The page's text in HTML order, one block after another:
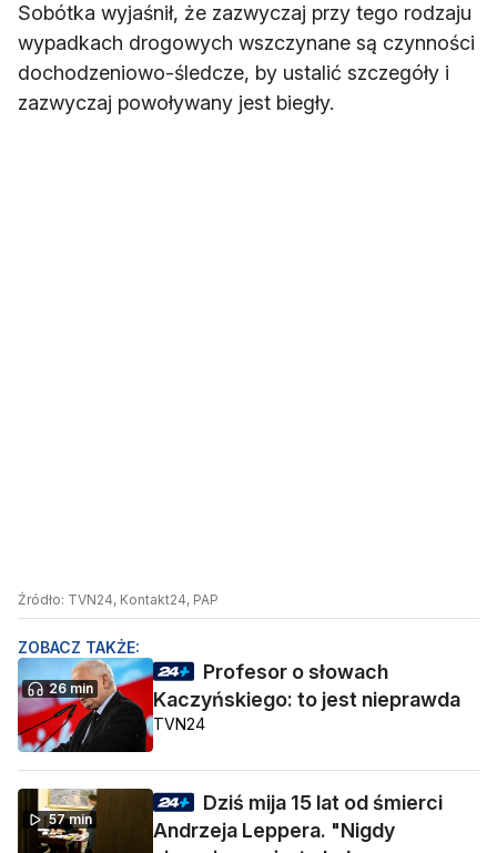
Sobótka wyjaśnił, że zazwyczaj przy tego rodzaju
wypadkach drogowych wszczynane są czynności
dochodzeniowo-śledcze, by ustalić szczegóły i
zazwyczaj powoływany jest biegły.
Źródło: TVN24, Kontakt24, PAP
ZOBACZ TAKŻE:
26 min
Profesor o słowach
Kaczyńskiego: to jest nieprawda
TVN24
57 min
Dziś mija 15 lat od śmierci
Andrzeja Leppera. "Nigdy